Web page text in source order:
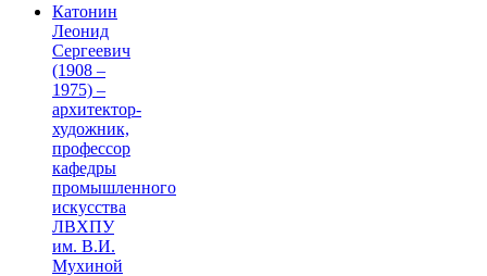
Катонин
Леонид
Сергеевич
(1908 –
1975) –
архитектор-
художник,
профессор
кафедры
промышленного
искусства
ЛВХПУ
им. В.И.
Мухиной